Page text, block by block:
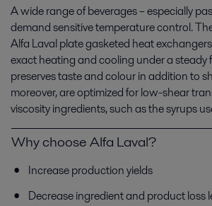
A wide range of beverages – especially
demand sensitive temperature control.
Alfa Laval plate gasketed heat
exact heating and cooling under a steady
preserves taste and colour in addition to
moreover, are optimized for low-shear
viscosity ingredients, such as the syrups
Why choose Alfa Laval?
Increase production yields
Decrease ingredient and product loss